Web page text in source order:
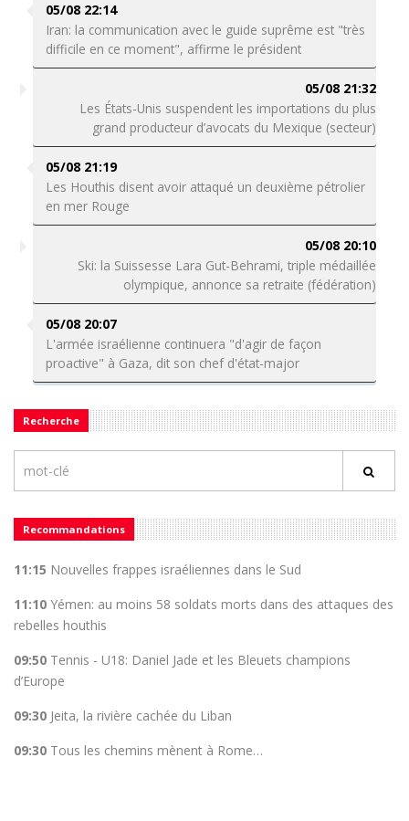
05/08 22:14
Iran: la communication avec le guide suprême est "très
difficile en ce moment", affirme le président
05/08 21:32
Les États-Unis suspendent les importations du plus
grand producteur d’avocats du Mexique (secteur)
05/08 21:19
Les Houthis disent avoir attaqué un deuxième pétrolier
en mer Rouge
05/08 20:10
Ski: la Suissesse Lara Gut-Behrami, triple médaillée
olympique, annonce sa retraite (fédération)
05/08 20:07
L'armée israélienne continuera "d'agir de façon
proactive" à Gaza, dit son chef d'état-major
Recherche
Recommandations
11:15 Nouvelles frappes israéliennes dans le Sud
11:10 Yémen: au moins 58 soldats morts dans des attaques des
rebelles houthis
09:50 Tennis - U18: Daniel Jade et les Bleuets champions
d’Europe
09:30 Jeita, la rivière cachée du Liban
09:30 Tous les chemins mènent à Rome…